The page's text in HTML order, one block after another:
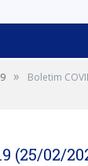
»
Boletim
(25/02/